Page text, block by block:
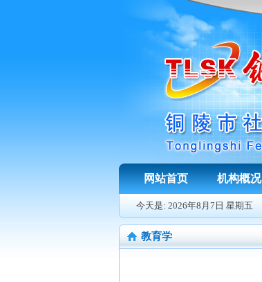
网站首页 机构概况
今天是: 2026年8月7日 星期五
教育学